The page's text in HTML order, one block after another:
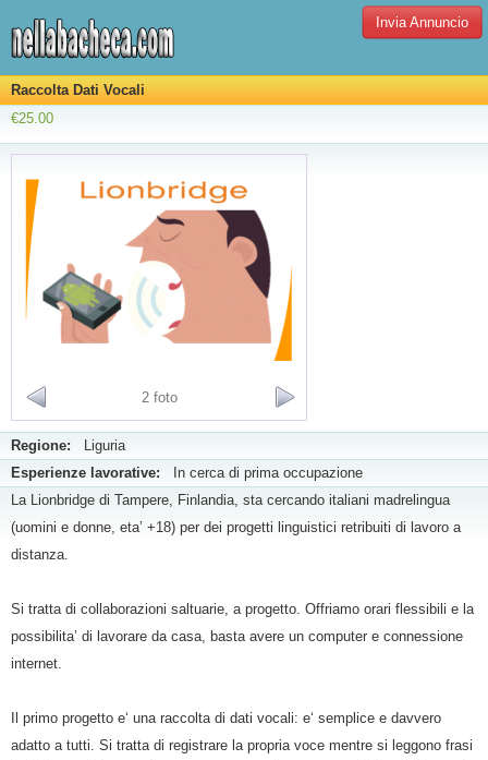
Invia Annuncio
Raccolta Dati Vocali
€25.00
2 foto
Regione: Liguria
Esperienze lavorative: In cerca di prima occupazione
La Lionbridge di Tampere, Finlandia, sta cercando italiani madrelingua
(uomini e donne, eta’ +18) per dei progetti linguistici retribuiti di lavoro a
distanza.
Si tratta di collaborazioni saltuarie, a progetto. Offriamo orari flessibili e la
possibilita’ di lavorare da casa, basta avere un computer e connessione
internet.
Il primo progetto e‘ una raccolta di dati vocali: e‘ semplice e davvero
adatto a tutti. Si tratta di registrare la propria voce mentre si leggono frasi